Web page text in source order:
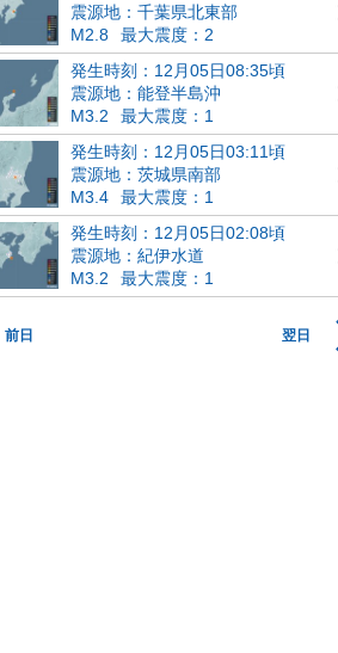
震源地：千葉県北東部
M2.8
最大震度：2
発生時刻：12月05日08:35頃
震源地：能登半島沖
M3.2
最大震度：1
発生時刻：12月05日03:11頃
震源地：茨城県南部
M3.4
最大震度：1
発生時刻：12月05日02:08頃
震源地：紀伊水道
M3.2
最大震度：1
前日 翌日